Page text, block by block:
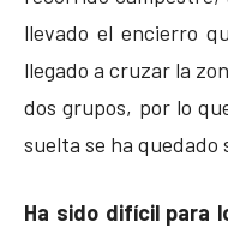
llevado el encierro
llegado a cruzar la
dos grupos, por lo
suelta se ha quedado
Ha sido difícil para